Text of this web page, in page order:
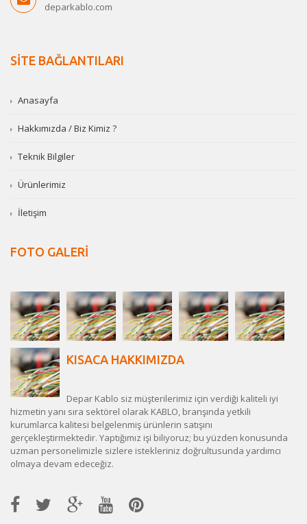
deparkablo.com
SİTE BAĞLANTILARI
Anasayfa
Hakkımızda / Biz Kimiz ?
Teknik Bilgiler
Ürünlerimiz
İletişim
FOTO GALERİ
KISACA HAKKIMIZDA
Depar Kablo siz müşterilerimiz için verdiği kaliteli iyi
hizmetin yanı sıra sektörel olarak KABLO, branşında yetkili
kurumlarca kalitesi belgelenmiş ürünlerin satışını
gerçekleştirmektedir. Yaptığımız işi biliyoruz; bu yüzden konusunda
uzman personelimizle sizlere istekleriniz doğrultusunda yardımcı
olmaya devam edeceğiz.